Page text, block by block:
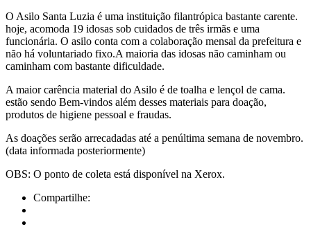
O Asilo Santa Luzia é uma instituição filantrópica bastante carente.
hoje, acomoda 19 idosas sob cuidados de três irmãs e uma
funcionária. O asilo conta com a colaboração mensal da prefeitura e
não há voluntariado fixo.A maioria das idosas não caminham ou
caminham com bastante dificuldade.
A maior carência material do Asilo é de toalha e lençol de cama.
estão sendo Bem-vindos além desses materiais para doação,
produtos de higiene pessoal e fraudas.
As doações serão arrecadadas até a penúltima semana de novembro.
(data informada posteriormente)
OBS: O ponto de coleta está disponível na Xerox.
Compartilhe: